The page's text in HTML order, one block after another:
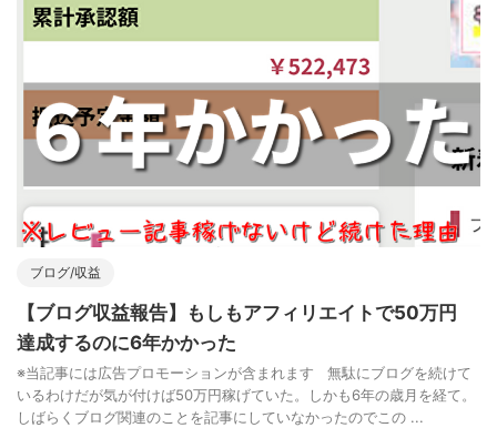
ブログ/収益
【ブログ収益報告】もしもアフィリエイトで50万円
達成するのに6年かかった
※当記事には広告プロモーションが含まれます 無駄にブログを続けて
いるわけだが気が付けば50万円稼げていた。しかも6年の歳月を経て。
しばらくブログ関連のことを記事にしていなかったのでこの ...